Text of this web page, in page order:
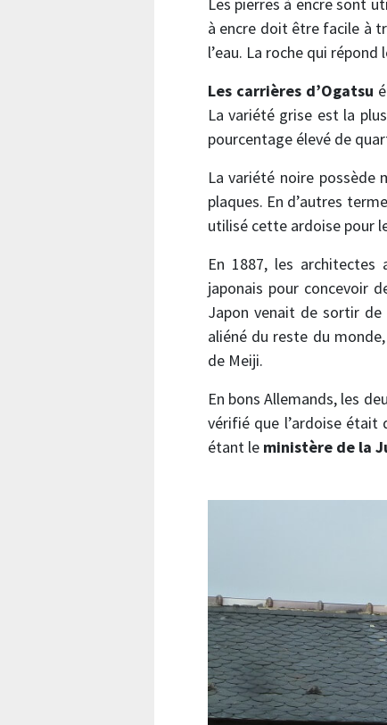
à encre doit être facile à
l’eau. La roche qui répond
Les carrières d’Ogatsu
La variété grise est la
pourcentage élevé de
La variété noire possède
plaques. En d’autres
utilisé cette ardoise pour
En 1887, les architectes
japonais pour concevoir
Japon venait de sortir
aliéné du reste du
de Meiji.
En bons Allemands, les
vérifié que l’ardoise était
étant le ministère de la